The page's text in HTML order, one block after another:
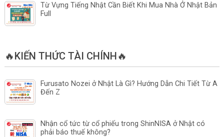
Từ Vựng Tiếng Nhật Cần Biết Khi Mua Nhà Ở Nhật Bản
Full
🔥KIẾN THỨC TÀI CHÍNH🔥
Furusato Nozei ở Nhật Là Gì? Hướng Dẫn Chi Tiết Từ A
Đến Z
Nhận cổ tức từ cổ phiếu trong ShinNISA ở Nhật có
phải báo thuế không?